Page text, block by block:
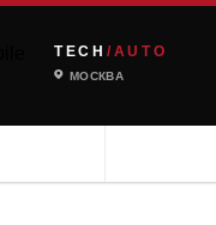
TECH /AUTO
МОСКВА